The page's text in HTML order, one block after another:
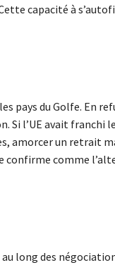
capacité à
pays du Golfe. En
Si l’UE avait franchi
amorcer un retrait
confirme comme
long des